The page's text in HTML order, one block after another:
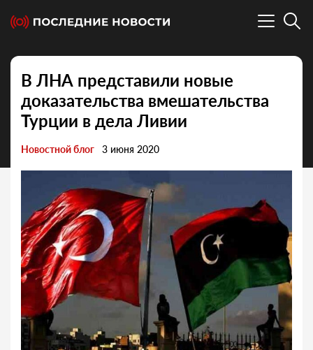
В ЛНА представили новые
доказательства вмешательства
Турции в дела Ливии
Новостной блог 3 июня 2020